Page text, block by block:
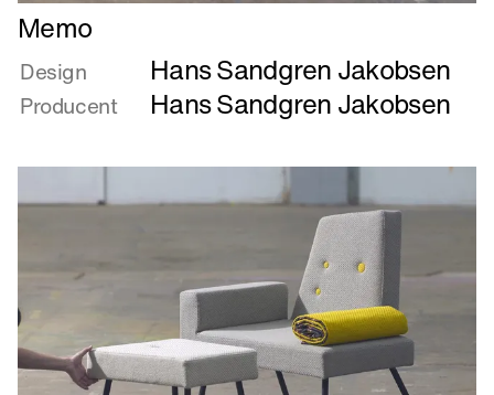
Læs
mere
om
Memo
Memo
Design Hans Sandgren Jakobsen
Producent Hans Sandgren Jakobsen